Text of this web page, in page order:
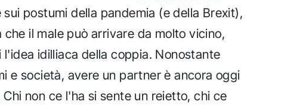
postumi della pandemia (e della Brexit),
che il male può arrivare da molto vicino,
l'idea idilliaca della coppia. Nonostante
e società, avere un partner è ancora oggi
non ce l'ha si sente un reietto, chi ce